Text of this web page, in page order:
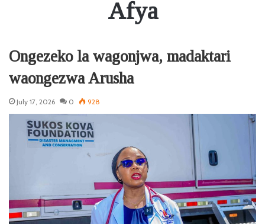
Afya
Ongezeko la wagonjwa, madaktari
waongezwa Arusha
July 17, 2026 0 928